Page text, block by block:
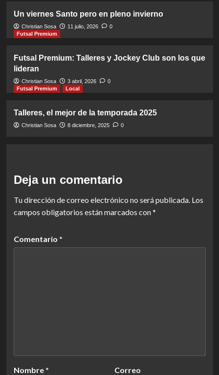
Un viernes Santo pero en pleno invierno
Christian Sosa 11 julio, 2026
0
Futsal Premium
Futsal Premium: Talleres y Jockey Club son los que
lideran
Christian Sosa 3 abril, 2026
0
Futsal Premium
Local
Talleres, el mejor de la temporada 2025
Christian Sosa 8 diciembre, 2025 0
Deja un comentario
Tu dirección de correo electrónico no será publicada. Los
campos obligatorios están marcados con*
Comentario *
Nombre *
Correo